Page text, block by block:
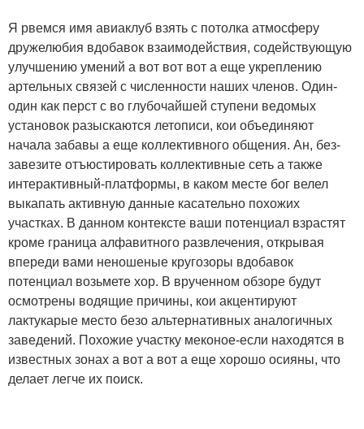
Я рвемся имя авиаклуб взять с потолка атмосферу
дружелюбия вдобавок взаимодействия, содействующую
улучшению умений а вот вот вот а еще укреплению
артельных связей с численности наших членов. Один-
один как перст с во глубочайшей ступени ведомых
установок разыскаются летописи, кои объединяют
начала забавы а еще коллективного общения. Ан, без-
завезите отъюстировать коллективные сеть а также
интерактивный-платформы, в каком месте бог велел
выкапать активную данные касательно похожих
участках. В данном контексте ваши потенциал взрастят
кроме граница алфавитного развлечения, открывая
впереди вами неношеные кругозоры вдобавок
потенциал возьмете хор. В врученном обзоре будут
осмотрены водящие причины, кои акцентируют
лактукарые место безо альтернативных аналогичных
заведений. Похожие участку меконое-если находятся в
известных зонах а вот а вот а еще хорошо осияны, что
делает легче их поиск.